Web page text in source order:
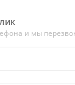
и мы